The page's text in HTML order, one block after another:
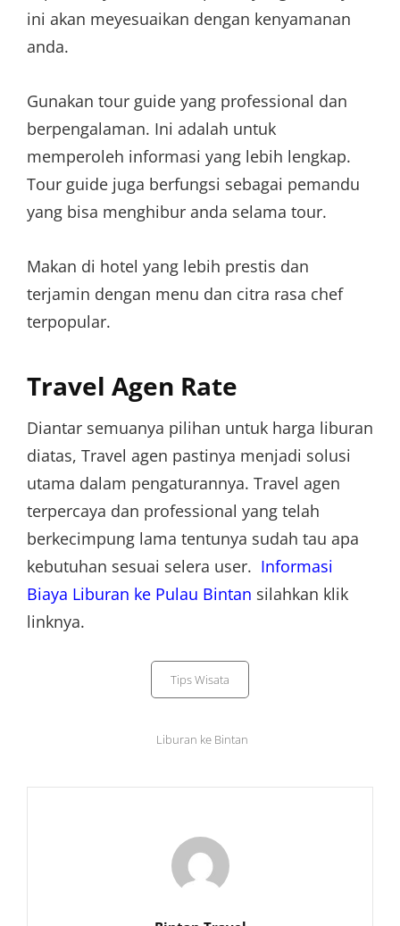
ini akan meyesuaikan dengan kenyamanan
anda.
Gunakan tour guide yang professional dan
berpengalaman. Ini adalah untuk
memperoleh informasi yang lebih lengkap.
Tour guide juga berfungsi sebagai pemandu
yang bisa menghibur anda selama tour.
Makan di hotel yang lebih prestis dan
terjamin dengan menu dan citra rasa chef
terpopular.
Travel Agen Rate
Diantar semuanya pilihan untuk harga liburan
diatas, Travel agen pastinya menjadi solusi
utama dalam pengaturannya. Travel agen
terpercaya dan professional yang telah
berkecimpung lama tentunya sudah tau apa
kebutuhan sesuai selera user. Informasi
Biaya Liburan ke Pulau Bintan silahkan klik
linknya.
Categories
Tips Wisata
Tags,
Liburan ke Bintan